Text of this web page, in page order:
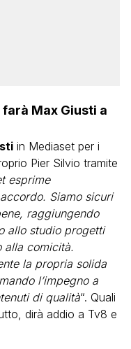
Max Giusti a
in Mediaset per i
Pier Silvio tramite
esprime
Siamo sicuri
raggiungendo
allo studio progetti
alla comicità.
la propria solida
l’impegno a
di qualità“. Quali
dirà addio a Tv8 e